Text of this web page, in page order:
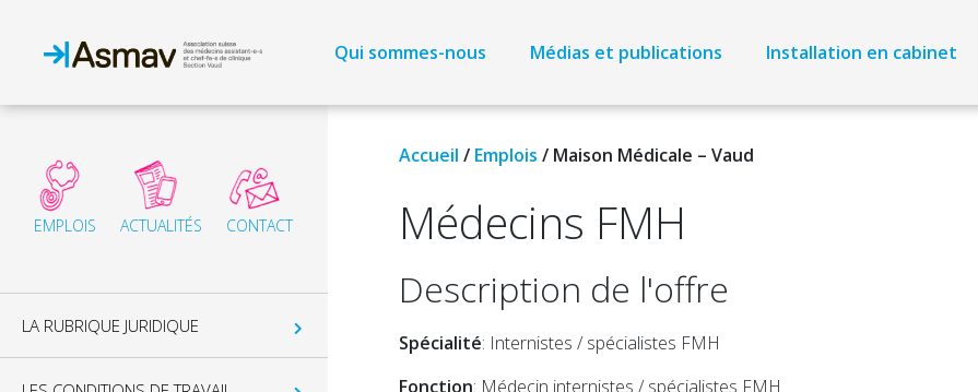
Qui sommes-nous Médias et publications Installation en cabinet
EMPLOIS ACTUALITÉS CONTACT
LA RUBRIQUE JURIDIQUE
Accueil / Emplois / Maison Médicale – Vaud
Médecins FMH
Description de l'offre
Spécialité: Internistes / spécialistes FMH
Fonction: Médecin internistes / spécialistes FMH